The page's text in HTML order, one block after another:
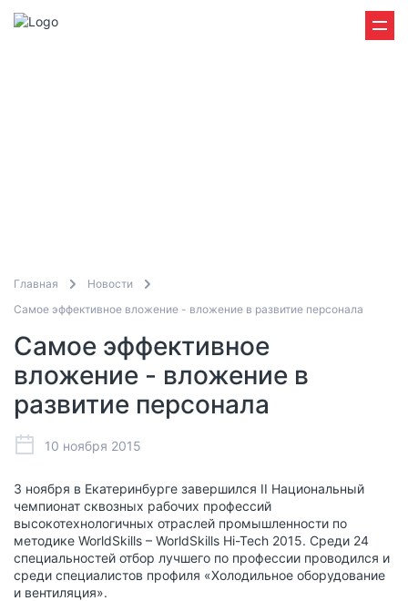
Главная
Новости
Самое эффективное вложение - вложение в развитие персонала
Самое эффективное
вложение - вложение в
развитие персонала
10 ноября 2015
3 ноября в Екатеринбурге завершился II Национальный
чемпионат сквозных рабочих профессий
высокотехнологичных отраслей промышленности по
методике WorldSkills – WorldSkills Hi-Tech 2015. Среди 24
специальностей отбор лучшего по профессии проводился и
среди специалистов профиля «Холодильное оборудование
и вентиляция».